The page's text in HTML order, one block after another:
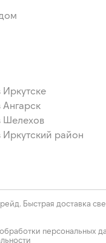
Иркутске
Ангарск
Шелехов
Иркутский район
Быстрая доставка
персональных